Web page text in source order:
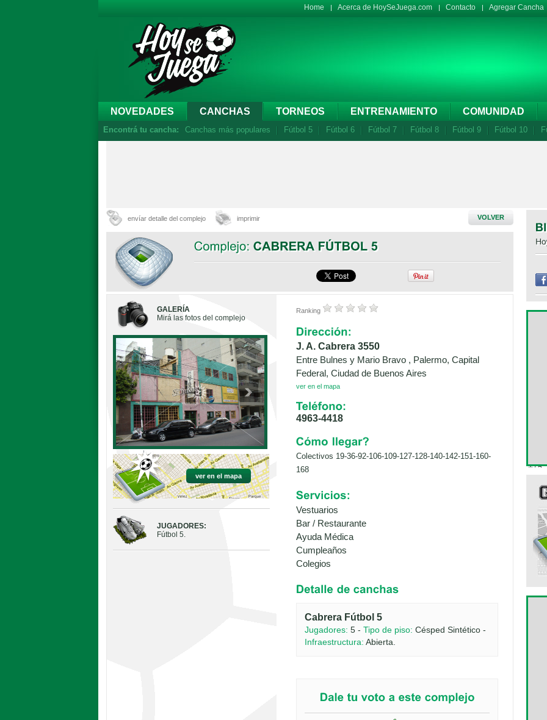
Home Acerca de HoySeJuega.com Contacto Agregar Cancha
NOVEDADES CANCHAS TORNEOS ENTRENAMIENTO COMUNIDAD
Encontrá tu cancha: Canchas más populares Fútbol 5 Fútbol 6 Fútbol 7 Fútbol 8 Fútbol 9 Fútbol 10
envíar detalle del complejo imprimir VOLVER
GALERÍA
Mirá las fotos del complejo
ver en el mapa
JUGADORES:
Fútbol 5.
Ranking
J. A. Cabrera 3550
Entre Bulnes y Mario Bravo , Palermo, Capital
Federal, Ciudad de Buenos Aires
ver en el mapa
4963-4418
Colectivos 19-36-92-106-109-127-128-140-142-151-160-
168
Vestuarios
Bar / Restaurante
Ayuda Médica
Cumpleaños
Colegios
Cabrera Fútbol 5
Jugadores: 5 - Tipo de piso: Césped Sintético -
Infraestructura: Abierta.